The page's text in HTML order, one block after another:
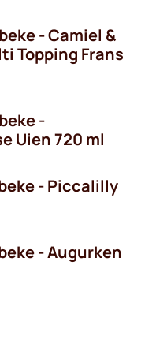
- Camiel &
Topping Frans
-
Uien 720 ml
- Piccalilly
- Augurken